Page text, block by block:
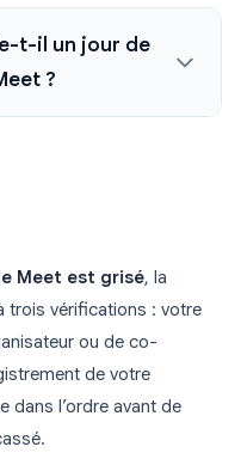
t-il un jour de
?
Meet est grisé, la
trois vérifications : votre
ou de co-
de votre
dans l’ordre avant de